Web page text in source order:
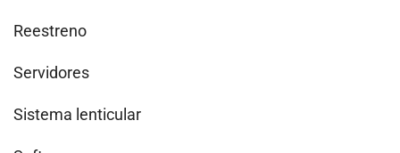
Reestreno
Servidores
Sistema lenticular